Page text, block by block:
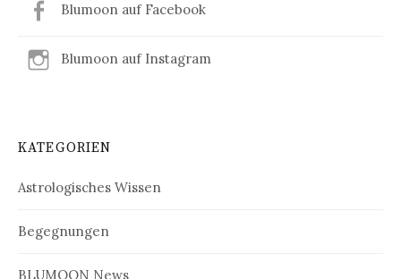
Blumoon auf Facebook
Blumoon auf Instagram
KATEGORIEN
Astrologisches Wissen
Begegnungen
BLUMOON News